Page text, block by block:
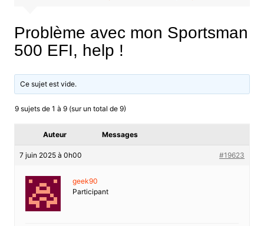
Problème avec mon Sportsman
500 EFI, help !
Ce sujet est vide.
9 sujets de 1 à 9 (sur un total de 9)
Auteur Messages
7 juin 2025 à 0h00 #19623
geek90
Participant